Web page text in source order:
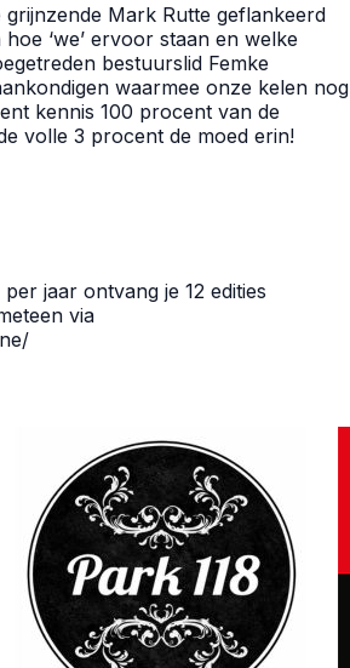
Mark Rutte geflankeerd
‘we’ ervoor staan en welke
bestuurslid Femke
waarmee onze kelen nog
kennis 100 procent van de
volle 3 procent de moed erin!
jaar ontvang je 12 edities
via